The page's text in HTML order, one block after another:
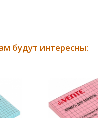
будут интересны: